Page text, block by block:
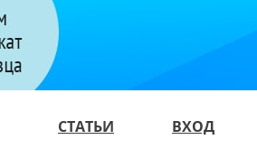
СТАТЬИ ВХОД